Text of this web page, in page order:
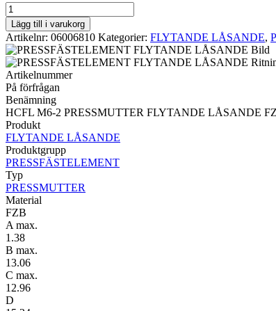
PRESSMUTTER
FLYTANDE
LÅSANDE
HCFL
M6-
2
PRESSMUTTER
FLYTANDE
LÅSANDE
FZB
mängd
Lägg till i varukorg
Artikelnr: 06006810 Kategorier: FLYTANDE LÅSANDE,
Artikelnummer
På förfrågan
Benämning
HCFL M6-2 PRESSMUTTER FLYTANDE LÅSANDE
Produkt
FLYTANDE LÅSANDE
Produktgrupp
PRESSFÄSTELEMENT
Typ
PRESSMUTTER
Material
FZB
A max.
1.38
B max.
13.06
C max.
12.96
D